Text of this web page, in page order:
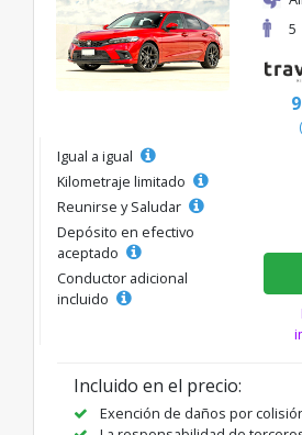
5
Igual a igual
Kilometraje limitado
Reunirse y Saludar
Depósito en efectivo
aceptado
Conductor adicional
incluido
Incluido en el precio:
Exención de daños por